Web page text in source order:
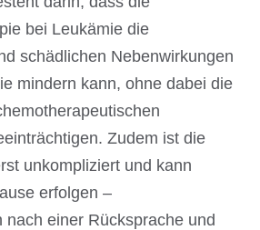
bei Leukämie die
schädlichen Nebenwirkungen
mindern kann, ohne dabei die
Zudem ist die
unkompliziert und kann
erfolgen –
nach einer Rücksprache und